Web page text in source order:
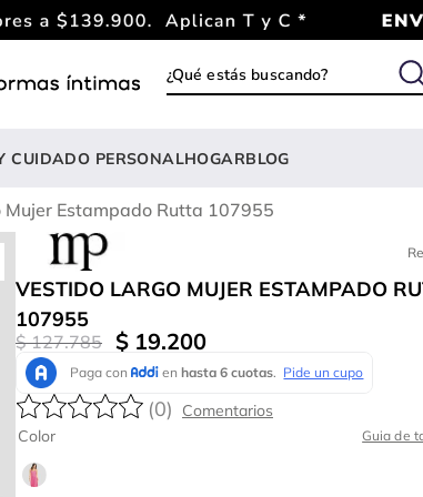
¿Qué estás buscando?
CUIDADO PERSONALHOGARBLOG
Mujer Estampado Rutta 107955
VESTIDO LARGO MUJER ESTAMPADO
107955
$ 127.785 $ 19.200
(0)
Color Guia de